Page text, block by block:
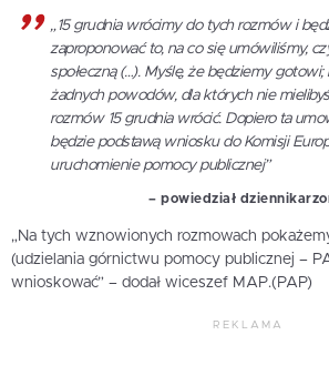
„15 grudnia wrócimy do tych rozmów i
zaproponować to, na co się umówiliśmy,
społeczną (…). Myślę, że będziemy
żadnych powodów, dla których nie
rozmów 15 grudnia wrócić. Dopiero ta
będzie podstawą wniosku do Komisji
uruchomienie pomocy publicznej”
– powiedział
„Na tych wznowionych rozmowach
(udzielania górnictwu pomocy publicznej –
wnioskować” – dodał wiceszef MAP.(PAP)
REKLAMA